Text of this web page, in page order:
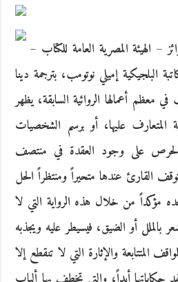
– الهيئة المصرية العامة للكتاب –
البلجيكية إميلي نوتومب، بترجمة دينا
أعمالها الروائية السابقة، يظهر
المتعارف عليها، أو برسم الشخصيات
على وجود العقدة في منتصف
القارئ عندها متحيراً ومنتظراً الحل
مؤكداً من خلال هذه الرواية التي لا
بالملل أو الضيق، فيسيطر عليه ويجذبه
المتتابعة والإثارة التي لا تنقطع إلا